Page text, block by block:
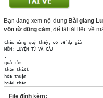
Bạn đang xem nội dungBài giảng
vốn từ dũng cảm , để tải tài liệu về
Chào mừng quý thầy, cô về dự giờ
MÔN: LUYỆN TỪ VÀ CÂU
quả cảm
thân thiết
hòa thuận
hiếu thảo
tận tụy
File đính kèm: